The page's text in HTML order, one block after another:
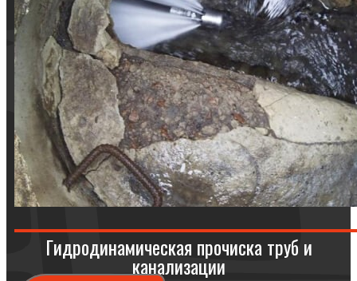
Гидродинамическая прочиска труб и
канализации